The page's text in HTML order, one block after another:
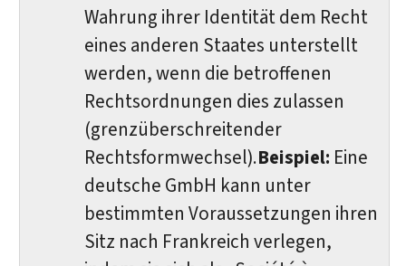
Wahrung ihrer Identität dem Recht
eines anderen Staates unterstellt
werden, wenn die betroffenen
Rechtsordnungen dies zulassen
(grenzüberschreitender
Rechtsformwechsel).Beispiel: Eine
deutsche GmbH kann unter
bestimmten Voraussetzungen ihren
Sitz nach Frankreich verlegen,